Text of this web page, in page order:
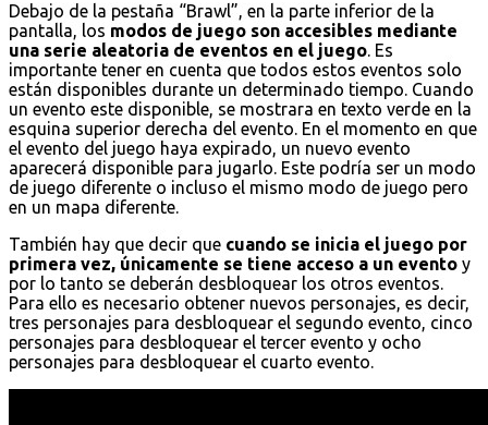
Debajo de la pestaña “Brawl”, en la parte inferior de la
pantalla, los modos de juego son accesibles mediante
una serie aleatoria de eventos en el juego. Es
importante tener en cuenta que todos estos eventos solo
están disponibles durante un determinado tiempo. Cuando
un evento este disponible, se mostrara en texto verde en la
esquina superior derecha del evento. En el momento en que
el evento del juego haya expirado, un nuevo evento
aparecerá disponible para jugarlo. Este podría ser un modo
de juego diferente o incluso el mismo modo de juego pero
en un mapa diferente.
También hay que decir que cuando se inicia el juego por
primera vez, únicamente se tiene acceso a un evento y
por lo tanto se deberán desbloquear los otros eventos.
Para ello es necesario obtener nuevos personajes, es decir,
tres personajes para desbloquear el segundo evento, cinco
personajes para desbloquear el tercer evento y ocho
personajes para desbloquear el cuarto evento.